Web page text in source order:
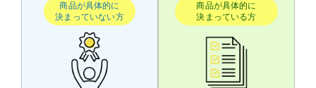
商品が具体的に
決まっていない方
商品が具体的に
決まっている方